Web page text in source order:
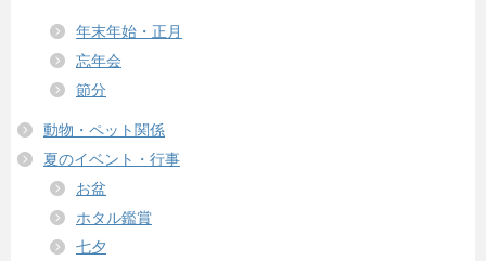
年末年始・正月
忘年会
節分
動物・ペット関係
夏のイベント・行事
お盆
ホタル鑑賞
七夕